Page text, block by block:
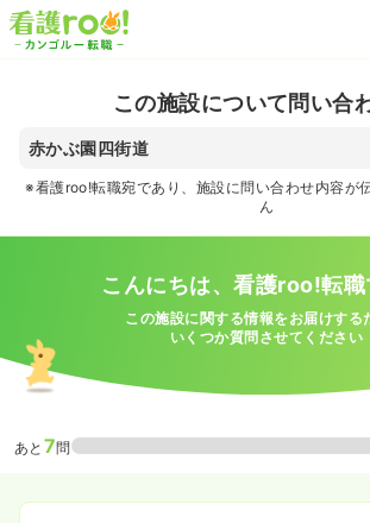
この施設について問い合
赤かぶ園四街道
※看護roo!転職宛であり、施設に問い合わせ内容が
ん
こんにちは、看護roo!転職
この施設に関する情報をお届けする
いくつか質問させてください
あと 7問